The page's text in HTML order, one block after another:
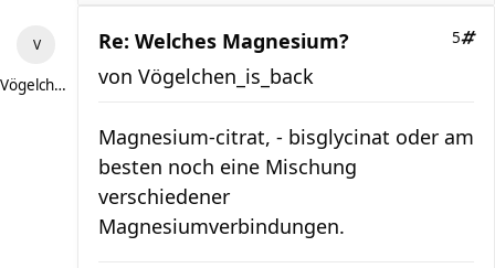
Vögelchen_is_back
Re: Welches Magnesium? 5
von Vögelchen_is_back
Magnesium-citrat, - bisglycinat oder am
besten noch eine Mischung
verschiedener
Magnesiumverbindungen.